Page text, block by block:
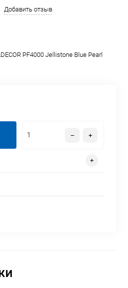
Добавить отзыв
PF4000 Jellistone Blue Pearl